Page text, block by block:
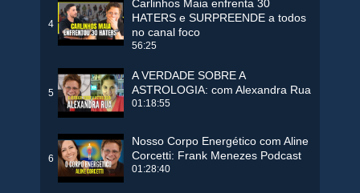
4
Carlinhos Maia enfrenta 30
HATERS e SURPREENDE a todos
no canal foco
56:25
5
A VERDADE SOBRE A
ASTROLOGIA: com Alexandra Rua
01:18:55
6
Nosso Corpo Energético com Aline
Corcetti: Frank Menezes Podcast
01:28:40